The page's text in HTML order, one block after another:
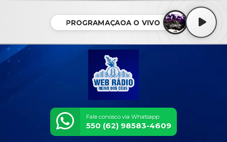
PROGRAMAÇÃOA O VIVO
Fale conosco via Whatsapp:
550 (62) 98583-4609